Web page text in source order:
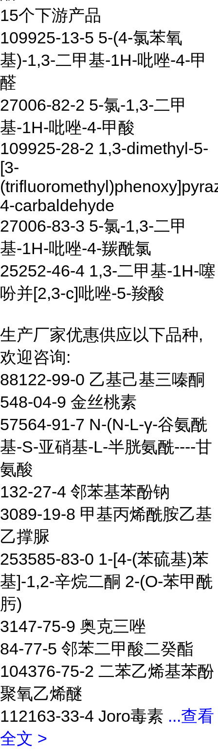
15个下游产品
109925-13-5 5-(4-氯苯氧
基)-1,3-二甲基-1H-吡唑-4-甲
醛
27006-82-2 5-氯-1,3-二甲
基-1H-吡唑-4-甲酸
109925-28-2 1,3-dimethyl-5-
[3-
4-carbaldehyde
27006-83-3 5-氯-1,3-二甲
基-1H-吡唑-4-羰酰氯
25252-46-4 1,3-二甲基-1H-噻
吩并[2,3-c]吡唑-5-羧酸
生产厂家优惠供应以下品种,
欢迎咨询:
88122-99-0 乙基己基三嗪酮
548-04-9 金丝桃素
57564-91-7 N-(N-L-γ-谷氨酰
基-S-亚硝基-L-半胱氨酰----甘
氨酸
132-27-4 邻苯基苯酚钠
3089-19-8 甲基丙烯酰胺乙基
乙撑脲
253585-83-0 1-[4-(苯硫基)苯
基]-1,2-辛烷二酮 2-(O-苯甲酰
肟)
3147-75-9 奥克三唑
84-77-5 邻苯二甲酸二癸酯
104376-75-2 二苯乙烯基苯酚
聚氧乙烯醚
112163-33-4 Joro毒素 ...查看
全文 >